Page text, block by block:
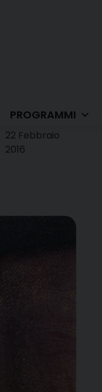
PROGRAMMI
22 Febbraio
2016